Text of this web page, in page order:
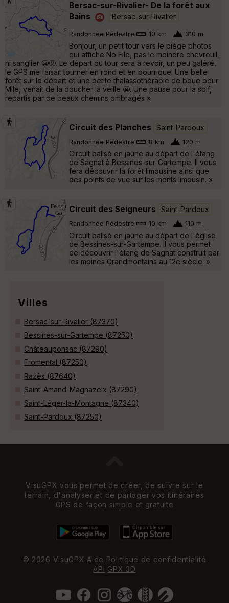
Bersac-sur-Rivalier- De la forêt aux
Bains
Bersac-sur-Rivalier
Randonnée Pédestre 10 km 310 m
Bonjour, un petit tour vers le piège photos
qui affiche No File, pas le moindre chevreuil,
ni sanglier 😬😡. Le départ du tour sera à revoir, un peu galéré,
le GPS me faisait tourner en rond et en bourrique. Une belle
forêt sur le départ et une petite thalassothérapie de boue pour
Mlle, venait de la doucher la veille 😬. Une pause pour la soif,
repartis par de beaux chemins ombragés »
Circuit des Planches Saint-Pardoux
Randonnée Pédestre 8 km 120 m
Circuit balisé en jaune au départ de l'étang
de Sagnat à Bessines-sur-Gartempe. Il vous
fera découvrir la forêt limousine ainsi que
des points de vue sur les monts limousin. »
Circuit des Seigneurs Saint-Pardoux
Randonnée Pédestre 10 km 110 m
Circuit balisé en jaune au départ de l'église
de Bessines-sur-Gartempe. Il vous permet
de découvrir l'étang de Sagnat construit par
les moines Grandmontains au 12e siècle. »
Villes
Bersac-sur-Rivalier (87370)
Bessines-sur-Gartempe (87250)
Châteauponsac (87290)
Fromental (87250)
Razès (87640)
Saint-Amand-Magnazeix (87290)
Saint-Léger-la-Montagne (87340)
Saint-Pardoux (87250)
VisuGPX vous permet de créer, de suivre sur le
terrain, d'analyser et de partager vos itinéraires
GPS de façon simple et gratuite
© 2026 VisuGPX Aide Politique de confidentialité
API GPX 3D